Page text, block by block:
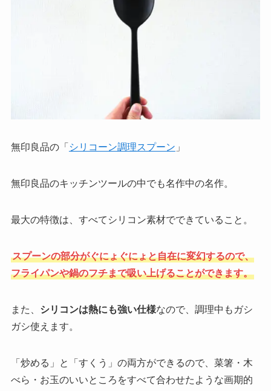
無印良品の「 シリコーン調理スプーン 」
無印良品のキッチンツールの中でも名作中の名作。
最大の特徴は、すべてシリコン素材でできていること。
スプーンの部分がぐにょぐにょと自在に変幻するので、
フライパンや鍋のフチまで吸い上げることができます。
また、 シリコンは熱にも強い仕様なので、調理中もガシ
ガシ使えます。
「炒める」と「すくう」の両方ができるので、菜箸・木
べら・お玉のいいところをすべて合わせたような画期的